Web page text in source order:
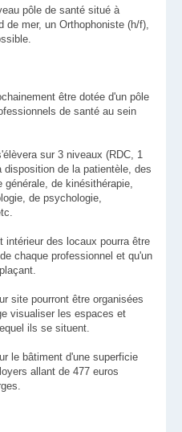
pôle de santé situé à
de mer, un Orthophoniste (h/f),
être dotée d'un pôle
de santé au sein
sur 3 niveaux (RDC, 1
de la patientèle, des
de kinésithérapie,
de psychologie,
intérieur des locaux pourra être
chaque professionnel et qu'un
site pourront être organisées
visualiser les espaces et
ils se situent.
le bâtiment d'une superficie
allant de 477 euros